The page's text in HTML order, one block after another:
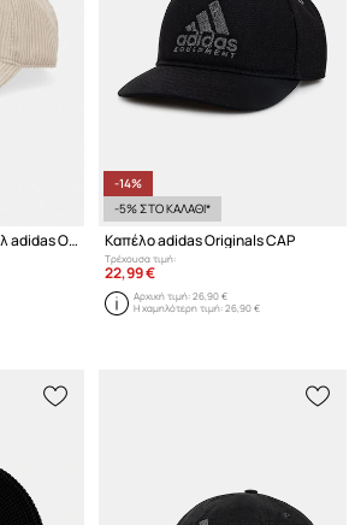
Κοτλέ καπέλο μπέιζμπολ adidas Originals
-14%
-5% ΣΤΟ ΚΑΛΑΘΙ*
Καπέλο adidas Originals CAP
Τρέχουσα τιμή:
22,99 €
Αρχική τιμή:26,90 €
Η χαμηλότερη τιμή:26,90 €